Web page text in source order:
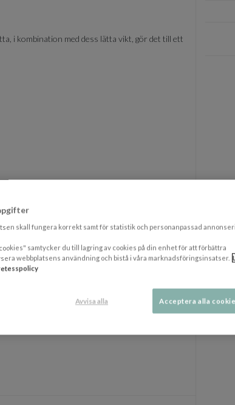
i kombination med dess lätta vikt, gör det till ett
tvättas rekommenderar vi att de antingen
ett milt flytande tvättmedel och helst ett
torka i normal rumstemperatur. Undvik att
Användning av en mjuk mockaborste på
Observera att tofflor med tryck inte är
skall fungera korrekt samt för statistik och personanpassad
samtycker du till lagring av cookies på din enhet för att förbättra
webbplatsens användning och bistå i våra marknadsföringsinsatser.
Avvisa alla Acceptera alla